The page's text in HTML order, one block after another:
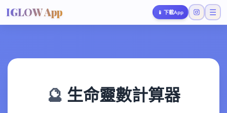
IGLOW App 📱 下載App ☰
🔮 生命靈數計算器